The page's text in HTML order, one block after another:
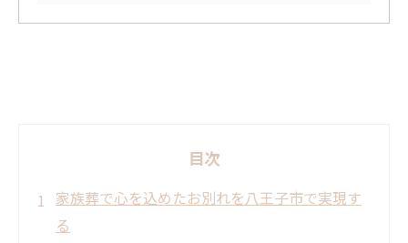
目次
家族葬で心を込めたお別れを八王子市で実現す
る